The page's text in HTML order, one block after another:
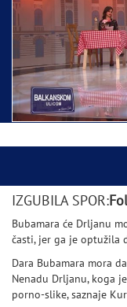
Ispraćaj
Hrama
IZGUBILA SPOR:
Bubamara će Drljanu
časti, jer ga je optužila
Dara Bubamara mora
Nenadu Drljanu, koga
porno-slike, saznaje